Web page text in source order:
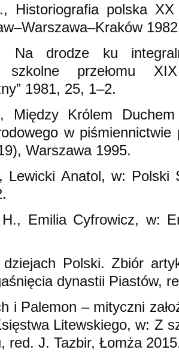
Historiografia polska
Na drodze ku
szkolne przełomu
1981, 25, 1–2.
Między Królem
w
Warszawa 1995.
Lewicki Anatol, w: Polski
H., Emilia Cyfrowicz, w:
Polski. Zbiór
dynastii Piastów,
i Palemon – mityczni
Litewskiego, w: Z
red. J. Tazbir, Łomża